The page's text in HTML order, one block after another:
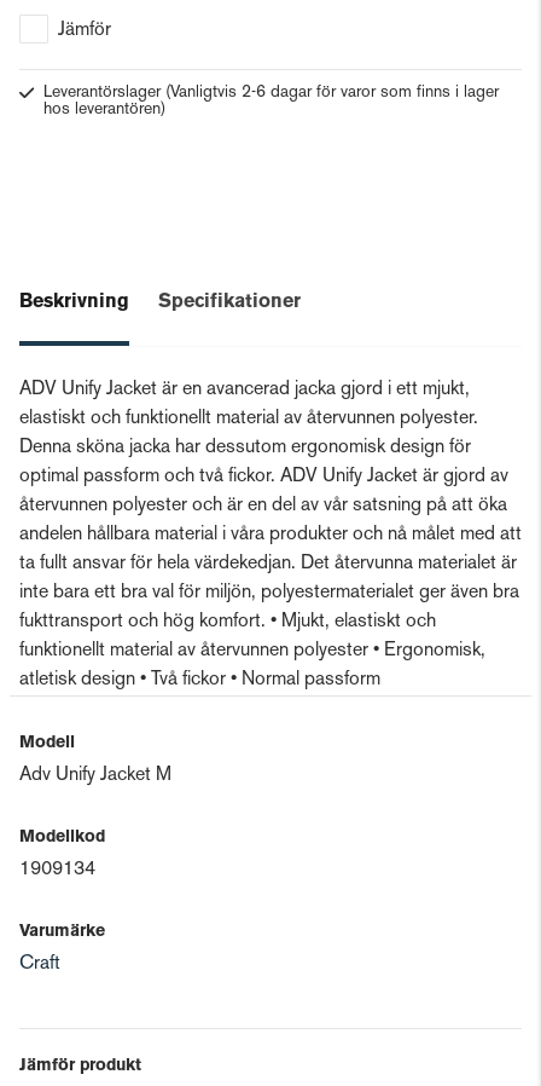
Jämför
Leverantörslager (Vanligtvis 2-6 dagar för varor som finns i lager
hos leverantören)
Beskrivning Specifikationer
ADV Unify Jacket är en avancerad jacka gjord i ett mjukt,
elastiskt och funktionellt material av återvunnen polyester.
Denna sköna jacka har dessutom ergonomisk design för
optimal passform och två fickor. ADV Unify Jacket är gjord av
återvunnen polyester och är en del av vår satsning på att öka
andelen hållbara material i våra produkter och nå målet med att
ta fullt ansvar för hela värdekedjan. Det återvunna materialet är
inte bara ett bra val för miljön, polyestermaterialet ger även bra
fukttransport och hög komfort. • Mjukt, elastiskt och
funktionellt material av återvunnen polyester • Ergonomisk,
atletisk design • Två fickor • Normal passform
Modell
Adv Unify Jacket M
Modellkod
1909134
Varumärke
Craft
Jämför produkt